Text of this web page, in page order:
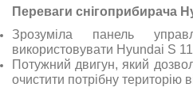
Переваги снігоприбирача
Зрозуміла панель
використовувати Hyundai S
Потужний двигун, який
очистити потрібну територію